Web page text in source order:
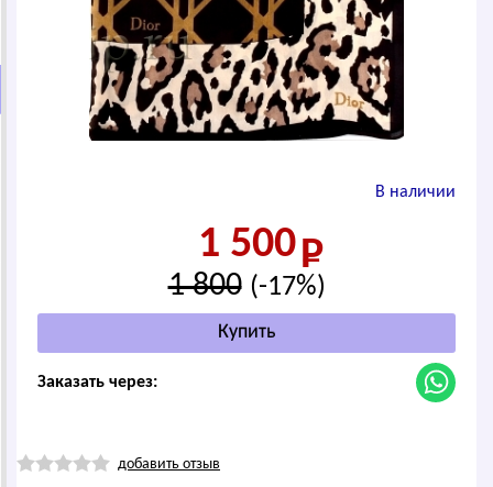
В наличии
1 500
1 800 (-17%)
Заказать через:
добавить отзыв